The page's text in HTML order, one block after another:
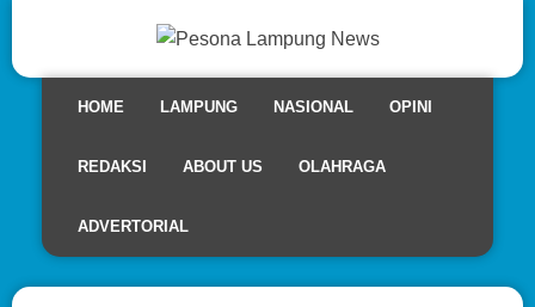
HOME LAMPUNG NASIONAL OPINI
REDAKSI ABOUT US OLAHRAGA
ADVERTORIAL